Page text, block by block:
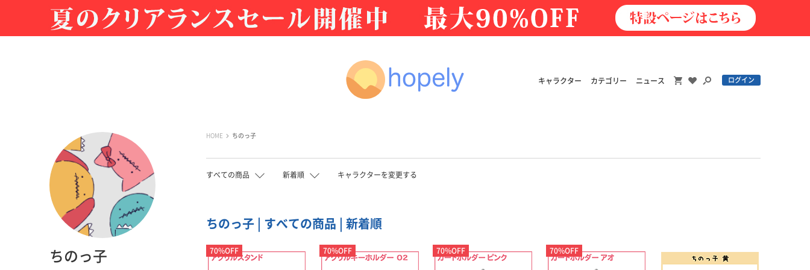
キャラクター カテゴリー ニュース ログイン
HOME ちのっ子
すべての商品 新着順 キャラクターを変更する
ちのっ子 | すべての商品 | 新着順
70%OFF 70%OFF 70%OFF 70%OFF
ちのっ子